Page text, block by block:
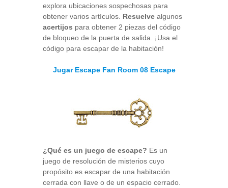
explora ubicaciones sospechosas para
obtener varios artículos. Resuelve algunos
acertijos para obtener 2 piezas del código
de bloqueo de la puerta de salida. ¡Usa el
código para escapar de la habitación!
Jugar Escape Fan Room 08 Escape
¿Qué es un juego de escape? Es un
juego de resolución de misterios cuyo
propósito es escapar de una habitación
cerrada con llave o de un espacio cerrado.